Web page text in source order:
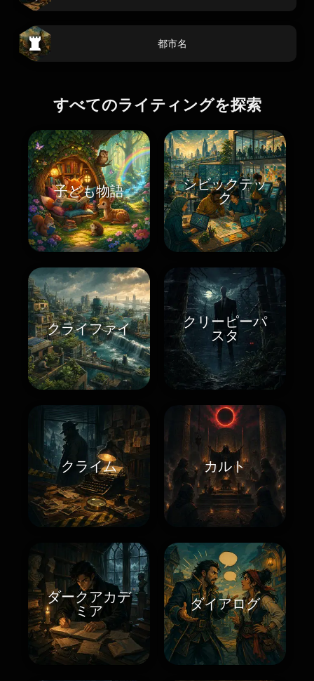
都市名
すべてのライティングを探索
子ども物語
シビックテッ
ク
クライファイ
クリーピーパ
スタ
クライム カルト
ダークアカデ
ミア
ダイアログ